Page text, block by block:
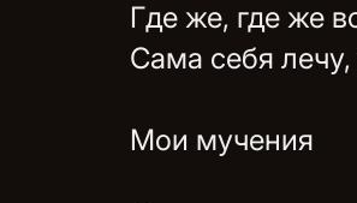
Где же, где же
Сама себя
Мои мучения